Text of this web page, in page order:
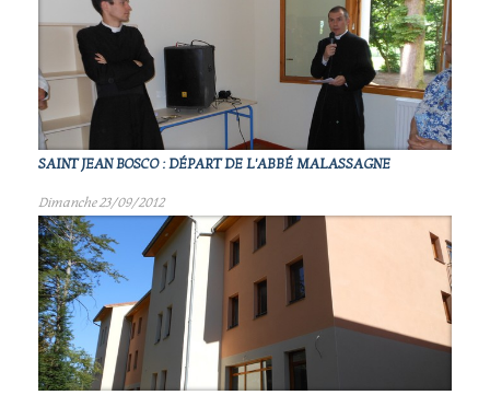
SAINT JEAN BOSCO : DÉPART DE L'ABBÉ MALASSAGNE
Dimanche 23/09/2012